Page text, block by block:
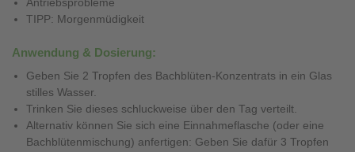
Antriebsprobleme
TIPP: Morgenmüdigkeit
Anwendung & Dosierung:
Geben Sie 2 Tropfen des Bachblüten-Konzentrats in ein Glas
stilles Wasser.
Trinken Sie dieses schluckweise über den Tag verteilt.
Alternativ können Sie sich eine Einnahmeflasche (oder eine
Bachblütenmischung) anfertigen: Geben Sie dafür 3 Tropfen